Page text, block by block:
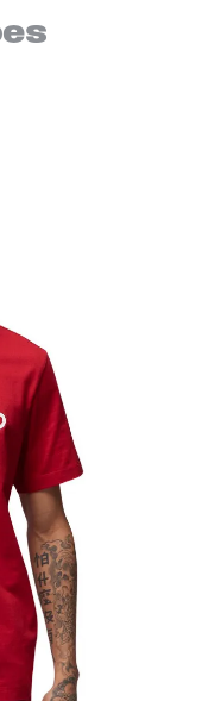
Para ter uma melhor